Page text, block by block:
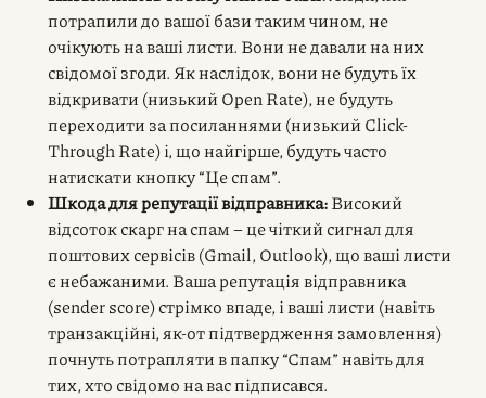
потрапили до вашої бази таким чином, не
очікують на ваші листи. Вони не давали на них
свідомої згоди. Як наслідок, вони не будуть їх
відкривати (низький Open Rate), не будуть
переходити за посиланнями (низький Click-
Through Rate) і, що найгірше, будуть часто
натискати кнопку “Це спам”.
Шкода для репутації відправника:Високий
відсоток скарг на спам – це чіткий сигнал для
поштових сервісів (Gmail, Outlook), що ваші листи
є небажаними. Ваша репутація відправника
(sender score) стрімко впаде, і ваші листи (навіть
транзакційні, як-от підтвердження замовлення)
почнуть потрапляти в папку “Спам” навіть для
тих, хто свідомо на вас підписався.